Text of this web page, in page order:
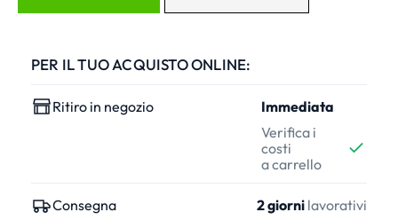
PER IL TUO ACQUISTO ONLINE:
Ritiro in negozio
Immediata
Verifica i
costi
a carrello
Consegna 2 giorni lavorativi